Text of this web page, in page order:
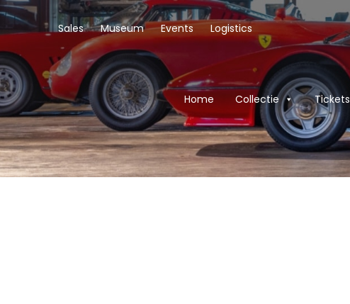
Sales Museum Events Logistics
Home Collectie Tickets